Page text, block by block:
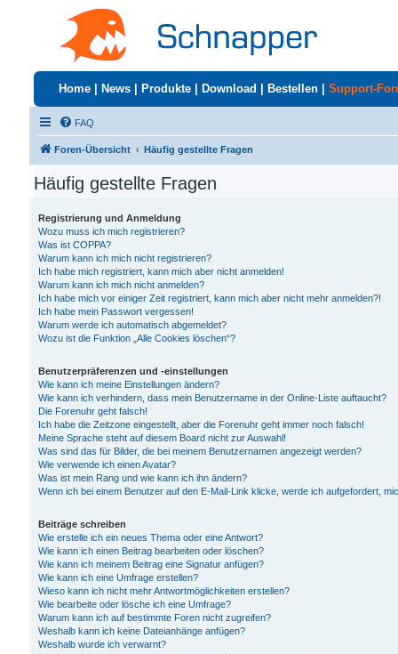
Home News Produkte Download Bestellen Support-
FAQ
Foren-Übersicht Häufig gestellte Fragen
Häufig gestellte Fragen
Registrierung und Anmeldung
Wozu muss ich mich registrieren?
Was ist COPPA?
Warum kann ich mich nicht registrieren?
Ich habe mich registriert, kann mich aber nicht anmelden!
Warum kann ich mich nicht anmelden?
Ich habe mich vor einiger Zeit registriert, kann mich aber nicht mehr anmelden?!
Ich habe mein Passwort vergessen!
Warum werde ich automatisch abgemeldet?
Wozu ist die Funktion „Alle Cookies löschen“?
Benutzerpräferenzen und -einstellungen
Wie kann ich meine Einstellungen ändern?
Wie kann ich verhindern, dass mein Benutzername in der Online-Liste auftaucht?
Die Forenuhr geht falsch!
Ich habe die Zeitzone eingestellt, aber die Forenuhr geht immer noch falsch!
Meine Sprache steht auf diesem Board nicht zur Auswahl!
Was sind das für Bilder, die bei meinem Benutzernamen angezeigt werden?
Wie verwende ich einen Avatar?
Was ist mein Rang und wie kann ich ihn ändern?
Wenn ich bei einem Benutzer auf den E-Mail-Link klicke, werde ich aufgefordert,
Beiträge schreiben
Wie erstelle ich ein neues Thema oder eine Antwort?
Wie kann ich einen Beitrag bearbeiten oder löschen?
Wie kann ich meinem Beitrag eine Signatur anfügen?
Wie kann ich eine Umfrage erstellen?
Wieso kann ich nicht mehr Antwortmöglichkeiten erstellen?
Wie bearbeite oder lösche ich eine Umfrage?
Warum kann ich auf bestimmte Foren nicht zugreifen?
Weshalb kann ich keine Dateianhänge anfügen?
Weshalb wurde ich verwarnt?